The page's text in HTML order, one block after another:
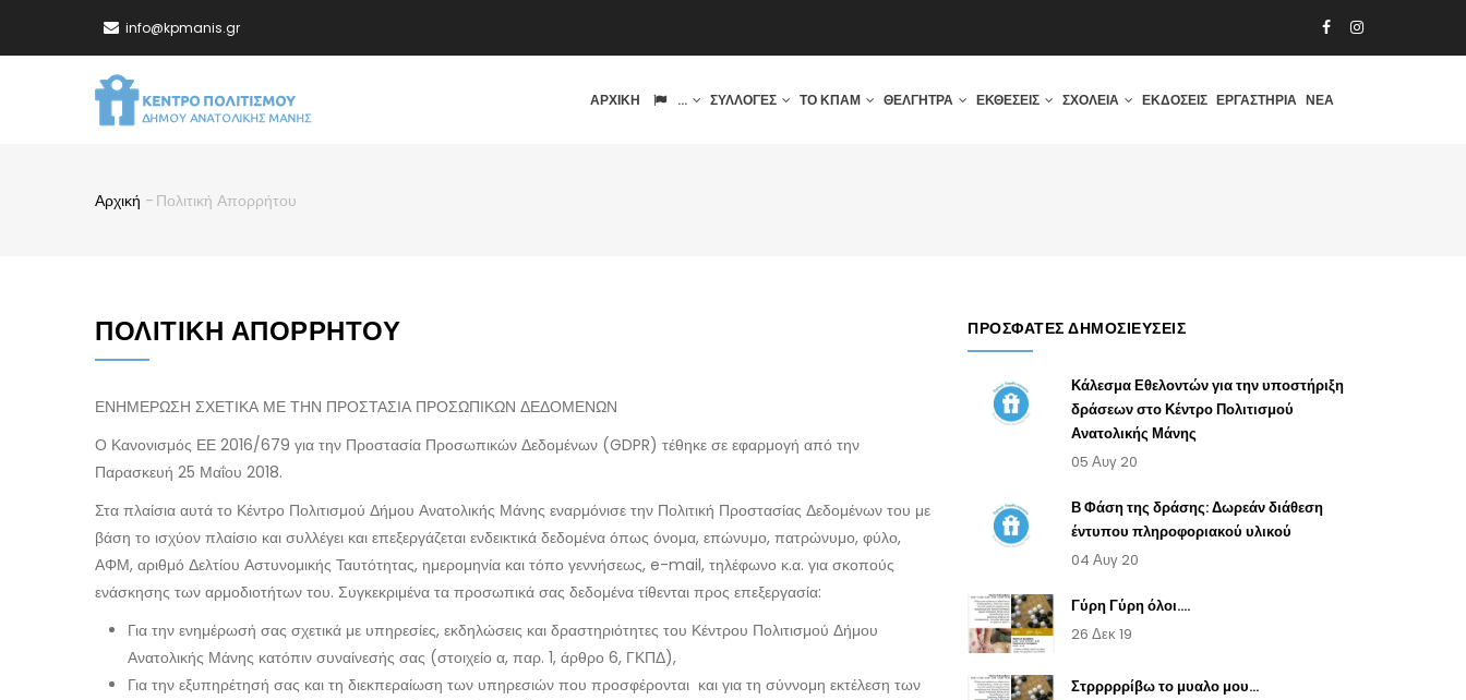
info@kpmanis.gr
ΑΡΧΙΚΉ ... ΣΥΛΛΟΓΈΣ ΤΟ ΚΠΑΜ ΘΈΛΓΗΤΡΑ ΕΚΘΈΣΕΙΣ ΣΧΟΛΕΊΑ ΕΚΔΌΣΕΙΣ ΕΡΓΑΣΤΉΡΙΑ ΝΈΑ
Breadcrumb
Αρχική - Πολιτική Απορρήτου
ΠΟΛΙΤΙΚΉ ΑΠΟΡΡΉΤΟΥ
ΕΝΗΜΕΡΩΣΗ ΣΧΕΤΙΚΑ ΜΕ ΤΗΝ ΠΡΟΣΤΑΣΙΑ ΠΡΟΣΩΠΙΚΩΝ ΔΕΔΟΜΕΝΩΝ
Ο Κανονισμός ΕΕ 2016/679 για την Προστασία Προσωπικών Δεδομένων (GDPR) τέθηκε σε εφαρμογή από την
Παρασκευή 25 Μαΐου 2018.
Στα πλαίσια αυτά το Κέντρο Πολιτισμού Δήμου Ανατολικής Μάνης εναρμόνισε την Πολιτική Προστασίας Δεδομένων του με
βάση το ισχύον πλαίσιο και συλλέγει και επεξεργάζεται ενδεικτικά δεδομένα όπως όνομα, επώνυμο, πατρώνυμο, φύλο,
ΑΦΜ, αριθμό Δελτίου Αστυνομικής Ταυτότητας, ημερομηνία και τόπο γεννήσεως, e-mail, τηλέφωνο κ.α. για σκοπούς
ενάσκησης των αρμοδιοτήτων του. Συγκεκριμένα τα προσωπικά σας δεδομένα τίθενται προς επεξεργασία:
Για την ενημέρωσή σας σχετικά με υπηρεσίες, εκδηλώσεις και δραστηριότητες του Κέντρου Πολιτισμού Δήμου
Ανατολικής Μάνης κατόπιν συναίνεσής σας (στοιχείο α, παρ. 1, άρθρο 6, ΓΚΠΔ),
Για την εξυπηρέτησή σας και τη διεκπεραίωση των υπηρεσιών που προσφέρονται και για τη σύννομη εκτέλεση των
ΠΡΌΣΦΑΤΕΣ ΔΗΜΟΣΙΕΎΣΕΙΣ
Κάλεσμα Εθελοντών για την υποστήριξη
δράσεων στο Κέντρο Πολιτισμού
Ανατολικής Μάνης
05 Αυγ 20
Β Φάση της δράσης: Δωρεάν διάθεση
έντυπου πληροφοριακού υλικού
04 Αυγ 20
Γύρη Γύρη όλοι....
26 Δεκ 19
Στρρρρρίβω το μυαλο μου...